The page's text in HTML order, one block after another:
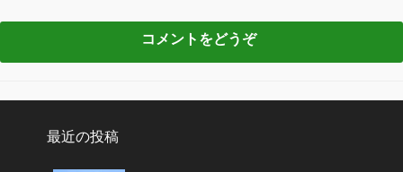
最近の投稿